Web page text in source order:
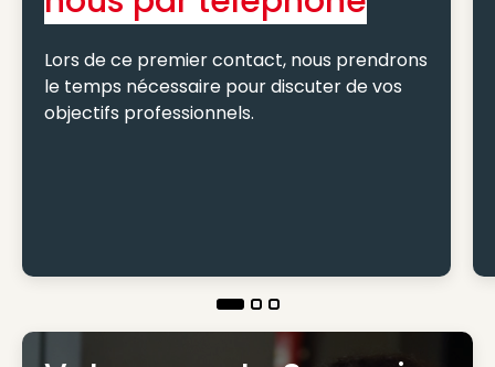
Lors de ce premier contact, nous prendrons
le temps nécessaire pour discuter de vos
objectifs professionnels.